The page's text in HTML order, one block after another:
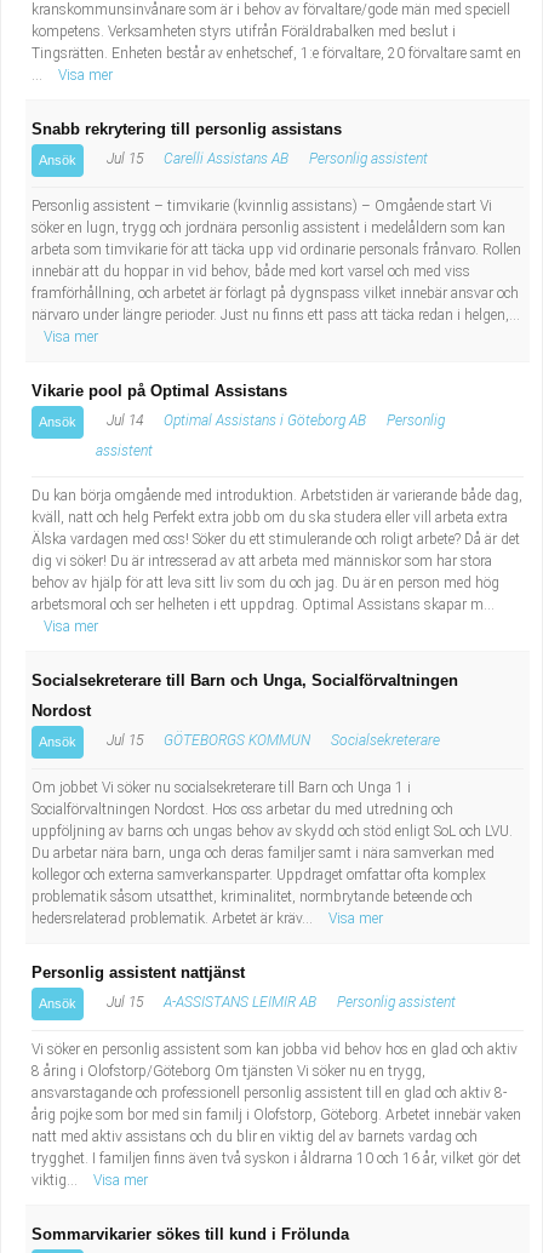
kranskommunsinvånare som är i behov av förvaltare/gode män med speciell
kompetens. Verksamheten styrs utifrån Föräldrabalken med beslut i
Tingsrätten. Enheten består av enhetschef, 1:e förvaltare, 20 förvaltare samt en
...
Visa mer
Snabb rekrytering till personlig assistans
Ansök Jul 15 Carelli Assistans AB Personlig assistent
Personlig assistent – timvikarie (kvinnlig assistans) – Omgående start Vi
söker en lugn, trygg och jordnära personlig assistent i medelåldern som kan
arbeta som timvikarie för att täcka upp vid ordinarie personals frånvaro. Rollen
innebär att du hoppar in vid behov, både med kort varsel och med viss
framförhållning, och arbetet är förlagt på dygnspass vilket innebär ansvar och
närvaro under längre perioder. Just nu finns ett pass att täcka redan i helgen,...
Visa mer
Vikarie pool på Optimal Assistans
Ansök Jul 14 Optimal Assistans i Göteborg AB
Personlig
assistent
Du kan börja omgående med introduktion. Arbetstiden är varierande både dag,
kväll, natt och helg Perfekt extra jobb om du ska studera eller vill arbeta extra
Älska vardagen med oss! Söker du ett stimulerande och roligt arbete? Då är det
dig vi söker! Du är intresserad av att arbeta med människor som har stora
behov av hjälp för att leva sitt liv som du och jag. Du är en person med hög
arbetsmoral och ser helheten i ett uppdrag. Optimal Assistans skapar m...
Visa mer
Socialsekreterare till Barn och Unga, Socialförvaltningen
Nordost
Ansök Jul 15 GÖTEBORGS KOMMUN Socialsekreterare
Om jobbet Vi söker nu socialsekreterare till Barn och Unga 1 i
Socialförvaltningen Nordost. Hos oss arbetar du med utredning och
uppföljning av barns och ungas behov av skydd och stöd enligt SoL och LVU.
Du arbetar nära barn, unga och deras familjer samt i nära samverkan med
kollegor och externa samverkansparter. Uppdraget omfattar ofta komplex
problematik såsom utsatthet, kriminalitet, normbrytande beteende och
hedersrelaterad problematik. Arbetet är kräv...
Visa mer
Personlig assistent nattjänst
Ansök Jul 15 A-ASSISTANS LEIMIR AB Personlig assistent
Vi söker en personlig assistent som kan jobba vid behov hos en glad och aktiv
8 åring i Olofstorp/Göteborg Om tjänsten Vi söker nu en trygg,
ansvarstagande och professionell personlig assistent till en glad och aktiv 8-
årig pojke som bor med sin familj i Olofstorp, Göteborg. Arbetet innebär vaken
natt med aktiv assistans och du blir en viktig del av barnets vardag och
trygghet. I familjen finns även två syskon i åldrarna 10 och 16 år, vilket gör det
viktig...
Visa mer
Sommarvikarier sökes till kund i Frölunda